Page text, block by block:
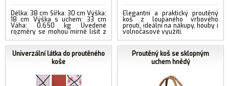
Délka: 38 cm Šířka: 30 cm Výška:
18 cm Výška s uchem: 33 cm
Váha: 0,650 kg Uvedené
rozměry se mohou mírně lišit z
...viac
Elegantní a praktický proutěný
koš z loupaného vrbového
proutí, ideální na nákupy, houby i
volnočasové využití.
Univerzální látka do proutěného
koše
Proutěný koš se sklopným
uchem hnědý